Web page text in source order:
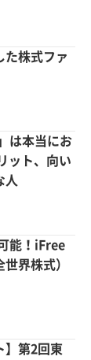
た株式ファ
は本当にお
ット、向い
人
能！iFree
界株式）
】第2回東